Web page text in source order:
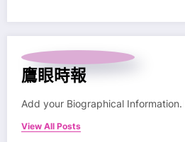
鷹眼時報
Add your Biographical Information.
View All Posts